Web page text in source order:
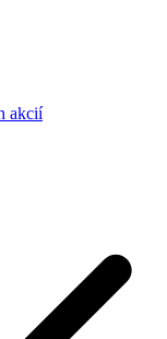
akcií